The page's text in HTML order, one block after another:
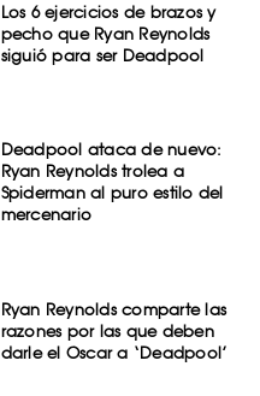
Los 6 ejercicios de brazos y
pecho que Ryan Reynolds
siguió para ser Deadpool
Deadpool ataca de nuevo:
Ryan Reynolds trolea a
Spiderman al puro estilo del
mercenario
Ryan Reynolds comparte las
razones por las que deben
darle el Oscar a ‘Deadpool’